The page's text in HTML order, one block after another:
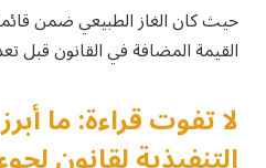
حيث كان الغاز الطبيعي ضمن
القيمة المضافة في القانون قبل
لا تفوت قراءة: ما